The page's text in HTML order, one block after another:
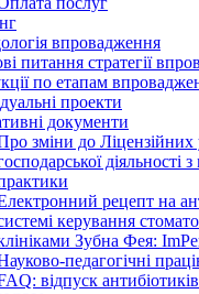
впровадження
питання стратегії
по етапам
проекти
документи
зміни до
діяльності
рецепт на
керування
Зубна Фея:
педагогічні
відпуск